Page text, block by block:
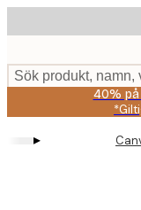
to
content.
Sök produkt, namn,
40%
▸